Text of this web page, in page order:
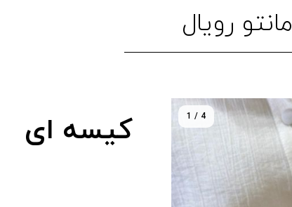
مانتو رویال
1 / 4 کیسه ای